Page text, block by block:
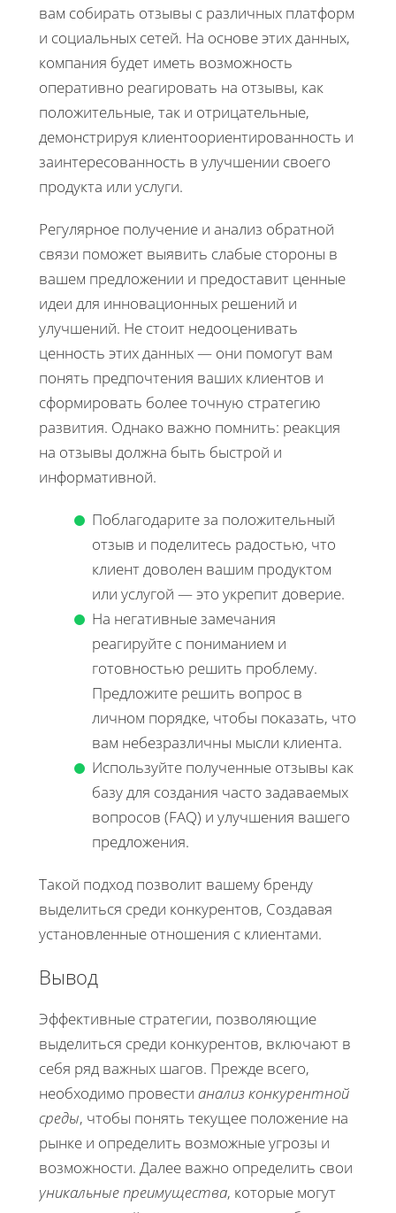
вам собирать отзывы с различных платформ
и социальных сетей. На основе этих данных,
компания будет иметь возможность
оперативно реагировать на отзывы, как
положительные, так и отрицательные,
демонстрируя клиентоориентированность и
заинтересованность в улучшении своего
продукта или услуги.
Регулярное получение и анализ обратной
связи поможет выявить слабые стороны в
вашем предложении и предоставит ценные
идеи для инновационных решений и
улучшений. Не стоит недооценивать
ценность этих данных — они помогут вам
понять предпочтения ваших клиентов и
сформировать более точную стратегию
развития. Однако важно помнить: реакция
на отзывы должна быть быстрой и
информативной.
Поблагодарите за положительный
отзыв и поделитесь радостью, что
клиент доволен вашим продуктом
или услугой — это укрепит доверие.
На негативные замечания
реагируйте с пониманием и
готовностью решить проблему.
Предложите решить вопрос в
личном порядке, чтобы показать, что
вам небезразличны мысли клиента.
Используйте полученные отзывы как
базу для создания часто задаваемых
вопросов (FAQ) и улучшения вашего
предложения.
Такой подход позволит вашему бренду
выделиться среди конкурентов, Создавая
установленные отношения с клиентами.
Вывод
Эффективные стратегии, позволяющие
выделиться среди конкурентов, включают в
себя ряд важных шагов. Прежде всего,
необходимо провести анализ конкурентной
среды, чтобы понять текущее положение на
рынке и определить возможные угрозы и
возможности. Далее важно определить свои
уникальные преимущества, которые могут